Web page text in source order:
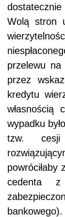
Wolą stron
przelewu
przez
kredytu
własnością
wypadku
tzw. cesji
powróciłaby
cedenta